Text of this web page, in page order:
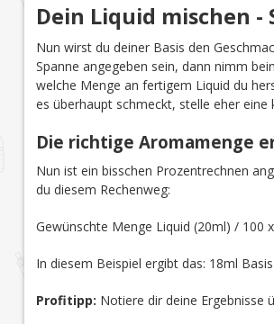
Dein Liquid mischen
Nun wirst du deiner Basis den
Spanne angegeben sein, dann nimm
welche Menge an fertigem Liquid du
es überhaupt schmeckt, stelle eher
Die richtige Aromamenge
Nun ist ein bisschen Prozentrechnen
du diesem Rechenweg:
Gewünschte Menge Liquid (20ml) / 100
In diesem Beispiel ergibt das: 18ml
Profitipp: Notiere dir deine Ergebnisse